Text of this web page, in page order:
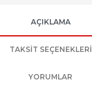
AÇIKLAMA
TAKSIT SEÇENEKLERI
YORUMLAR